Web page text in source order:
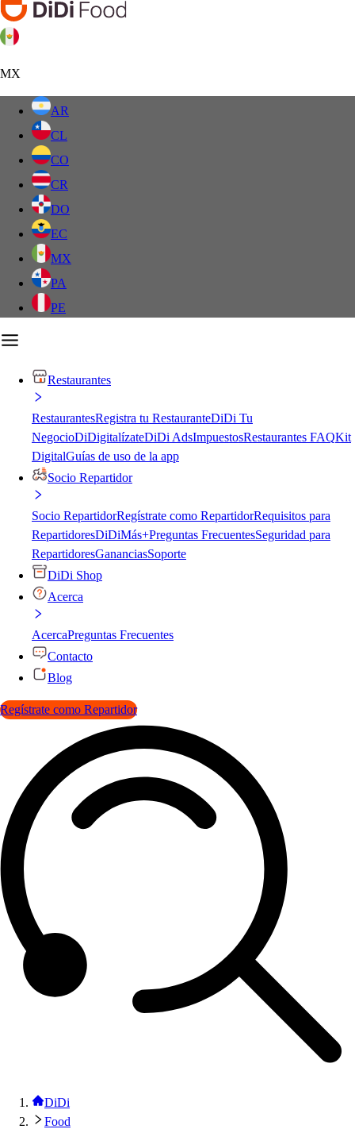
MX
AR
CL
CO
CR
DO
EC
MX
PA
PE
Restaurantes
RestaurantesRegistra tu RestauranteDiDi Tu
NegocioDiDigitalízateDiDi AdsImpuestosRestaurantes FAQKit
DigitalGuías de uso de la app
Socio Repartidor
Socio RepartidorRegístrate como RepartidorRequisitos para
RepartidoresDiDiMás+Preguntas FrecuentesSeguridad para
RepartidoresGananciasSoporte
DiDi Shop
Acerca
AcercaPreguntas Frecuentes
Contacto
Blog
Regístrate como Repartidor
DiDi
Food